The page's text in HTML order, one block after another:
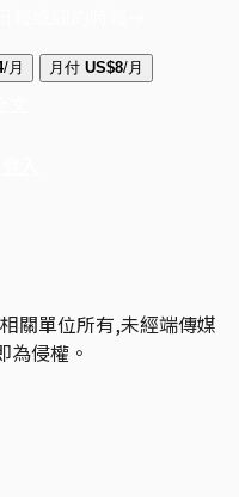
/月 月付 US$8/月
關單位所有,未經端傳媒
為侵權。